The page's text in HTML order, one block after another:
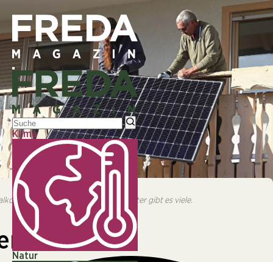
Klima
Natur
© © Adobe|Zwischen 500 und 1.000 Euro kostet ein
Balkonkraftwerk im Durchschnitt. Anbieter gibt es viele.
WISSENSCHAFT
im Durchschnitt. Anbieter gibt es viele.
Balkon